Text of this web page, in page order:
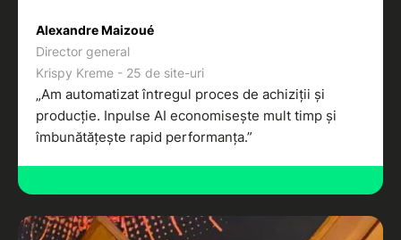
Alexandre Maizoué
Director general
Krispy Kreme - 25 de site-uri
„Am automatizat întregul proces de achiziții și
producție. Inpulse AI economisește mult timp și
îmbunătățește rapid performanța.”